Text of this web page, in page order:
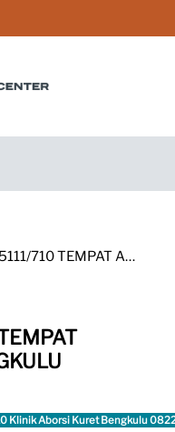
WA 08222/5111/710 TEMPAT ABORSI KURET BENGKULU
Klinik Aborsi Kuret Bengkulu